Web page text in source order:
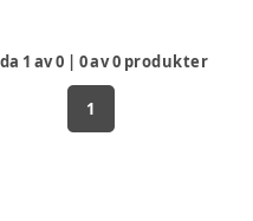
1 av0 | 0av0 produkter
1